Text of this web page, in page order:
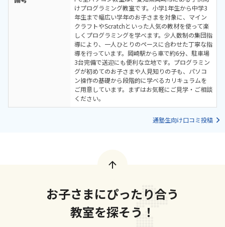
けプログラミング教室です。小学1年生から中学3
年生まで幅広い学年のお子さまを対象に、マイン
クラフトやScratchといった人気の教材を使って楽
しくプログラミングを学べます。少人数制の集団指
導により、一人ひとりのペースに合わせた丁寧な指
導を行っています。岡崎駅から車で約6分、駐車場
3台完備で送迎にも便利な立地です。プログラミン
グが初めてのお子さまや人見知りの子も、パソコ
ン操作の基礎から段階的に学べるカリキュラムを
ご用意しています。まずはお気軽にご見学・ご相談
ください。
通塾生向け口コミ投稿
お子さまにぴったり合う
教室を探そう！